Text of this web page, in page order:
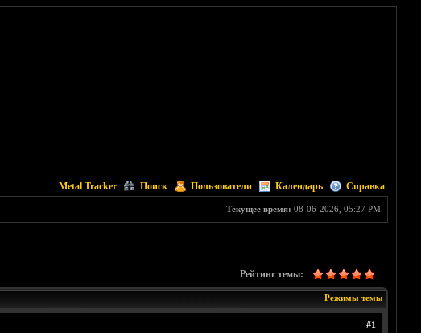
Metal Tracker Поиск Пользователи Календарь Справка
Текущее время: 08-06-2026, 05:27 PM
Рейтинг темы:
Режимы темы
#1